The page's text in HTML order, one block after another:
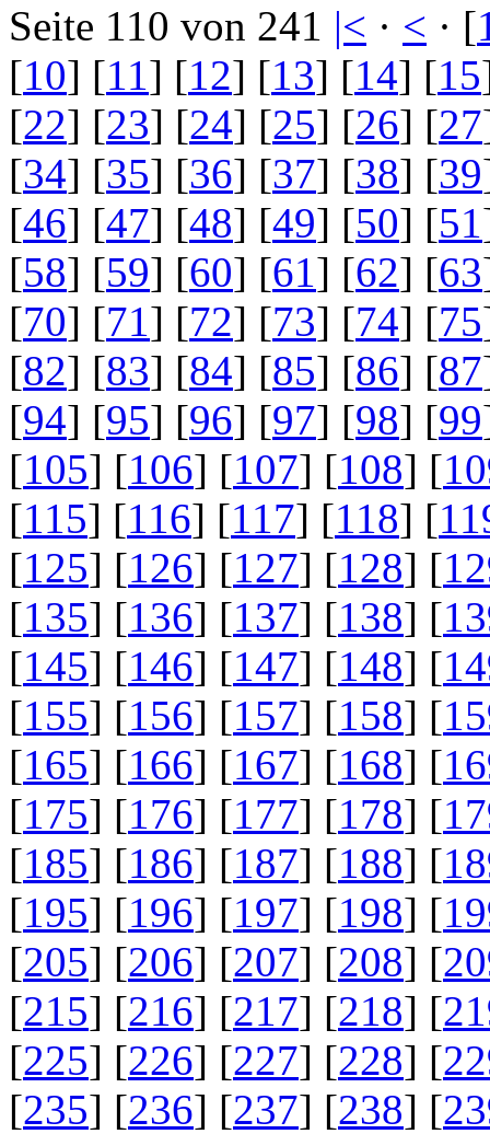
Seite 110 von 241 |< · < · [
[10] [11] [12] [13] [14] [15
[22] [23] [24] [25] [26] [27
[34] [35] [36] [37] [38] [39
[46] [47] [48] [49] [50] [51
[58] [59] [60] [61] [62] [63
[70] [71] [72] [73] [74] [75
[82] [83] [84] [85] [86] [87
[94] [95] [96] [97] [98] [99
[105] [106] [107] [108] [
[115] [116] [117] [118] [
[125] [126] [127] [128] [
[135] [136] [137] [138] [
[145] [146] [147] [148] [
[155] [156] [157] [158] [
[165] [166] [167] [168] [
[175] [176] [177] [178] [
[185] [186] [187] [188] [
[195] [196] [197] [198] [
[205] [206] [207] [208] [
[215] [216] [217] [218] [
[225] [226] [227] [228] [
[235] [236] [237] [238] [